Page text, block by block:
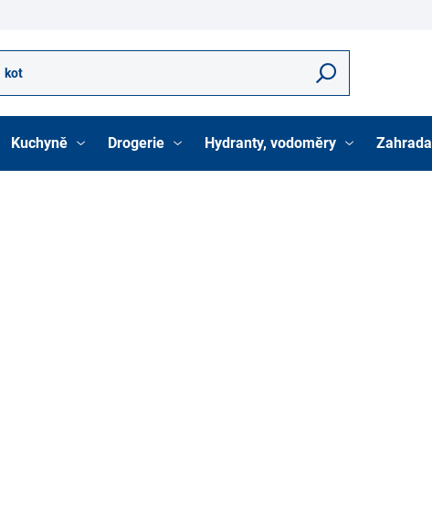
Hledat
Kuchyně Drogerie Hydranty, vodoměry Zahrada